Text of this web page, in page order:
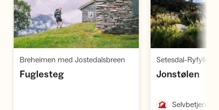
Åpne hytte
Breheimen med Jostedalsbreen
Fuglesteg, Jonstølen
Selvbetjent